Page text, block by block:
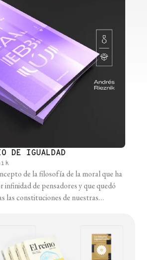
DE IGUALDAD
de la filosofía de la moral que ha
infinidad de pensadores y que quedó
las constituciones de nuestras
propongo que acordemos.
constituciones [...]